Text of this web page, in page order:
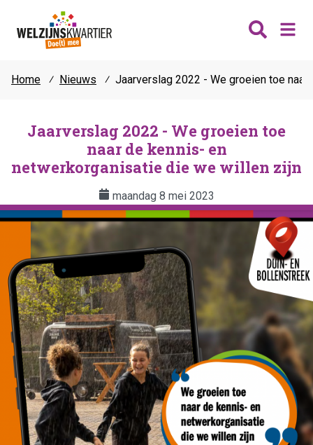
Katwijk
Hillegom
Teylingen
Thema's
Jongeren
Vrijwilligers
Fit & vitaal
Mantelzorg
Verhuur
Contact
Home ⁄ Nieuws ⁄ Jaarverslag 2022 - We groeien toe
Jaarverslag 2022 - We groeien toe
naar de kennis- en
netwerkorganisatie die we willen zijn
maandag 8 mei 2023